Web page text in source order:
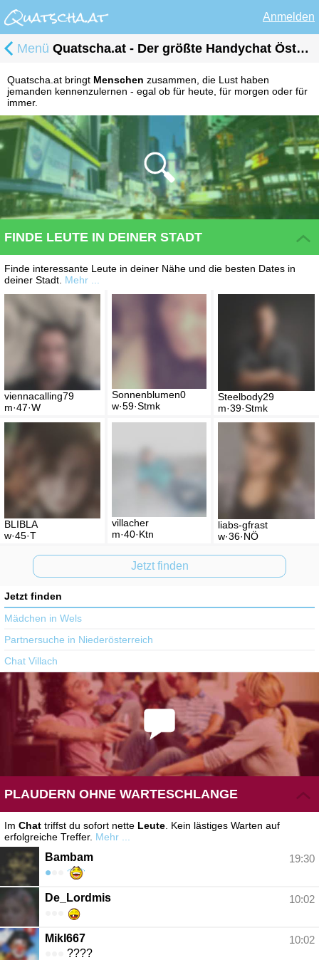
Anmelden
Menü Quatscha.at - Der größte Handychat Österreichs!
Quatscha.at bringt Menschen zusammen, die Lust haben
jemanden kennenzulernen - egal ob für heute, für morgen oder für
immer.
FINDE LEUTE IN DEINER STADT
Finde interessante Leute in deiner Nähe und die besten Dates in
deiner Stadt. Mehr ...
viennacalling79
m·47·W
Sonnenblumen0
w·59·Stmk
Steelbody29
m·39·Stmk
BLIBLA
w·45·T
villacher
m·40·Ktn
liabs-gfrast
w·36·NÖ
Jetzt finden
Jetzt finden
Mädchen in Wels
Partnersuche in Niederösterreich
Chat Villach
PLAUDERN OHNE WARTESCHLANGE
Im Chat triffst du sofort nette Leute . Kein lästiges Warten auf
erfolgreiche Treffer. Mehr ...
19:30
Bambam
•
10:02
De_Lordmis
10:02
Mikl667
????